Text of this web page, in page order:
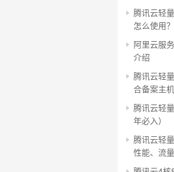
腾讯云轻
怎么使用？
阿里云服
介绍
腾讯云轻
合备案主机
腾讯云轻
年必入）
腾讯云轻
性能、流